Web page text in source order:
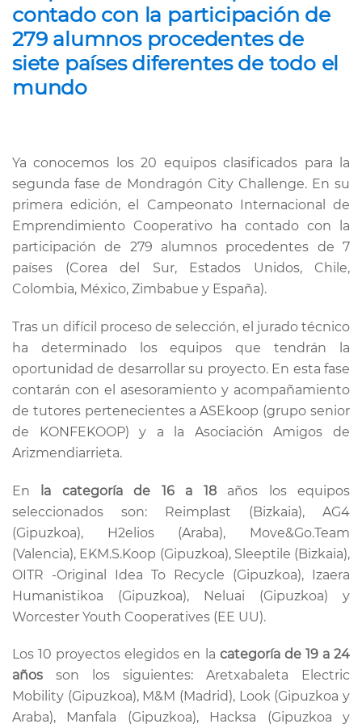
contado con la participación de
279 alumnos procedentes de
siete países diferentes de todo el
mundo
Ya conocemos los 20 equipos clasificados para la
segunda fase de Mondragón City Challenge. En su
primera edición, el Campeonato Internacional de
Emprendimiento Cooperativo ha contado con la
participación de 279 alumnos procedentes de 7
países (Corea del Sur, Estados Unidos, Chile,
Colombia, México, Zimbabue y España).
Tras un difícil proceso de selección, el jurado técnico
ha determinado los equipos que tendrán la
oportunidad de desarrollar su proyecto. En esta fase
contarán con el asesoramiento y acompañamiento
de tutores pertenecientes a ASEkoop (grupo senior
de KONFEKOOP) y a la Asociación Amigos de
Arizmendiarrieta.
En la categoría de 16 a 18años los equipos
seleccionados son: Reimplast (Bizkaia), AG4
(Gipuzkoa), H2elios (Araba), Move&Go.Team
(Valencia), EKM.S.Koop (Gipuzkoa), Sleeptile (Bizkaia),
OITR -Original Idea To Recycle (Gipuzkoa), Izaera
Humanistikoa (Gipuzkoa), Neluai (Gipuzkoa) y
Worcester Youth Cooperatives (EE UU).
Los 10 proyectos elegidos en la categoría de 19 a 24
años son los siguientes: Aretxabaleta Electric
Mobility (Gipuzkoa), M&M (Madrid), Look (Gipuzkoa y
Araba), Manfala (Gipuzkoa), Hacksa (Gipuzkoa y